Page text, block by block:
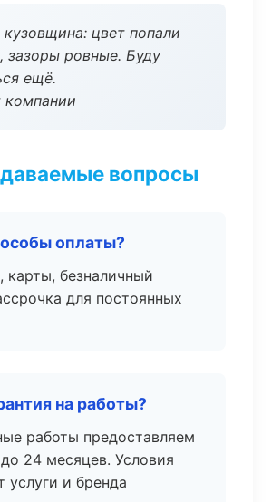
кузовщина: цвет попали
зазоры ровные. Буду
ещё.
вопросы
оплаты?
карты, безналичный
для постоянных
на работы?
работы предоставляем
24 месяцев. Условия
услуги и бренда